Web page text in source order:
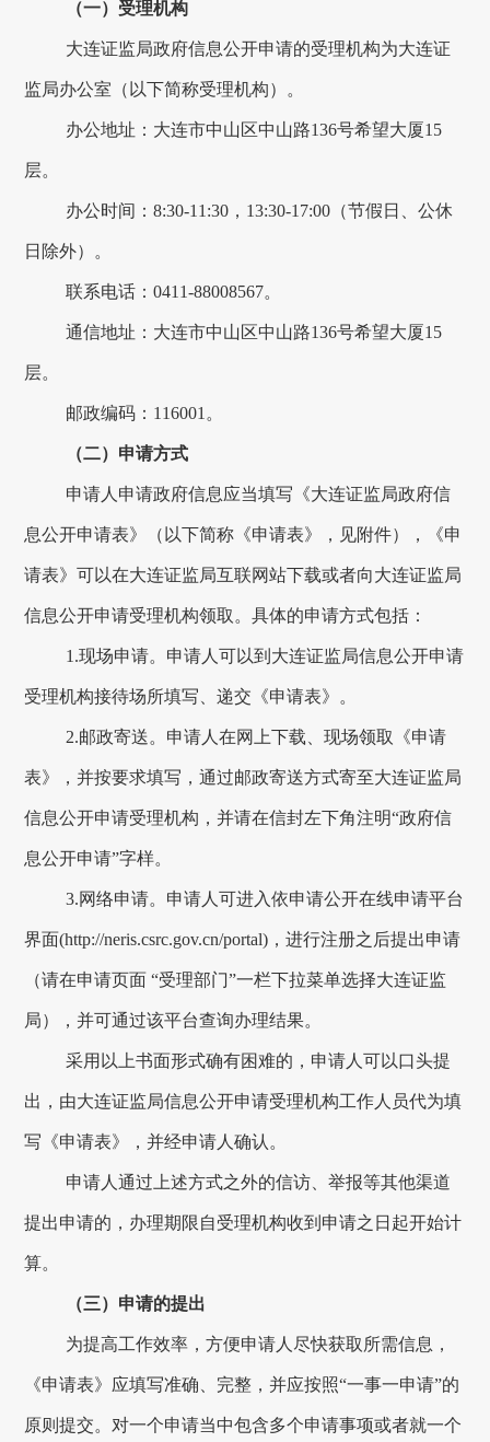
（一）受理机构
大连证监局政府信息公开申请的受理机构为大连证
监局办公室（以下简称受理机构）。
办公地址： 大连市中山区中山路136号希望大厦15
层。
办公时间： 8:30-11 :30，13:30-1 7:00（节假日、公休
日除外）。
联系电话： 0411-88008567。
通信地址： 大连市中山区中山路136号希望大厦15
层。
邮政编码： 116001 。
（二）申请方式
申请人申请政府信息应当填写《大连证监局政府信
息公开申请表》（以下简称《申请表》，见附件），《申
请表》可以在大连证监局互联网站下载或者向大连证监局
信息公开申请受理机构领取。具体的申请方式包括：
1.现场申请。申请人可以到 大连证监局信息公开申请
受理机构接待场所填写、递交《申请表》。
2.邮政寄送。申请人在网上下载、现场领取《申请
表》，并按要求填写，通过邮政寄送方式寄至大连证监局
信息公开申请受理机构，并请在信封左下角注明“政府信
息公开申请”字样。
3.网络申请。申请人可进入依申请公开在线申请平台
界面(http://neris.csrc.gov.cn/portal)，进行注册之后提出申请
（请在申请页面 “受理部门”一栏下拉菜单选择大连证监
局） ，并可通过该平台查询办理结果。
采用以上书面形式确有困难的，申请人可以口头提
出，由大连证监局信息公开申请受理机构工作人员代为填
写《申请表》，并经申请人确认。
申请人通过上述方式之外的信访、举报等其他渠道
提出申请的，办理期限自受理机构收到申请之日起开始计
算。
（三）申请的提出
为提高工作效率，方便申请人尽快获取所需信息，
《申请表》应填写准确、完整，并应按照“一事一申请”的
原则提交。对一个申请当中包含多个申请事项或者就一个